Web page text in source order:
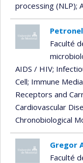
processing (NLP);
Faculté
AIDS / HIV;
Cell; Immune
Receptors and
Cardiovascular
Chronobiological
Gregor
Faculté